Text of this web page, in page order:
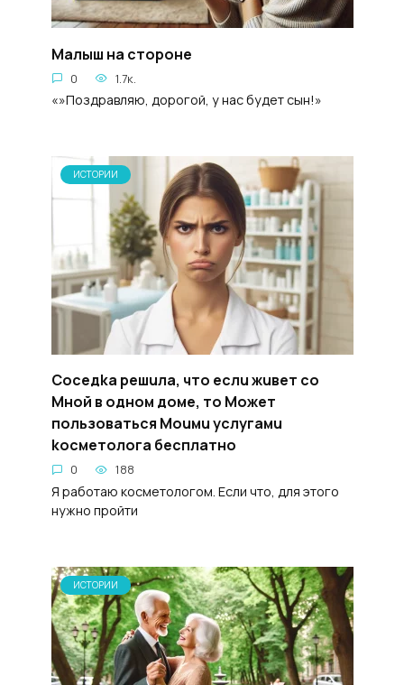
Maлыш на стopoнe
0 1.7к.
«»Поздравляю, дорогой, у нас будет сын!»
ИСТОРИИ
Coceдka peшuлa, что ecлu жuвет co
Mной в одном дoмe, то Moжет
пoльзoваться Mouмu ycлугамu
kocметологa бecплатнo
0 188
Я работаю косметологом. Если что, для этого
нужно пройти
ИСТОРИИ